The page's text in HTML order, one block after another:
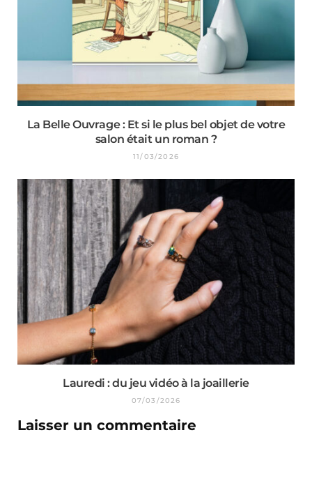
La Belle Ouvrage : Et si le plus bel objet de votre
salon était un roman ?
11/03/2026
Lauredi : du jeu vidéo à la joaillerie
07/03/2026
Laisser un commentaire